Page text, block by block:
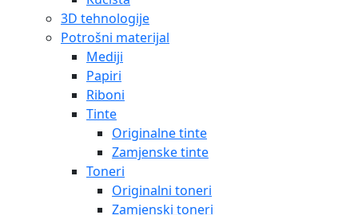
3D tehnologije
Potrošni materijal
Mediji
Papiri
Riboni
Tinte
Originalne tinte
Zamjenske tinte
Toneri
Originalni toneri
Zamjenski toneri